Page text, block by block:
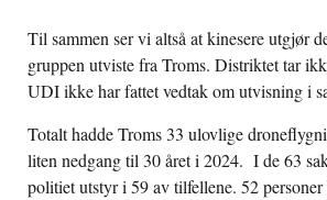
Til sammen ser vi altså at kinesere utgjør
gruppen utviste fra Troms. Distriktet tar
UDI ikke har fattet vedtak om utvisning i
Totalt hadde Troms 33 ulovlige
liten nedgang til 30 året i 2024. I de 63
politiet utstyr i 59 av tilfellene. 52